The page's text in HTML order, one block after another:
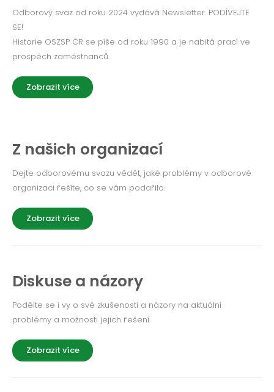
Odborový svaz od roku 2024 vydává Newsletter. PODÍVEJTE
SE!
Historie OSZSP ČR se píše od roku 1990 a je nabitá prací ve
prospěch zaměstnanců.
Zobrazit více
Z našich organizací
Dejte odborovému svazu vědět, jaké problémy v odborové
organizaci řešíte, co se vám podařilo.
Zobrazit více
Diskuse a názory
Podělte se i vy o své zkušenosti a názory na aktuální
problémy a možnosti jejich řešení.
Zobrazit více